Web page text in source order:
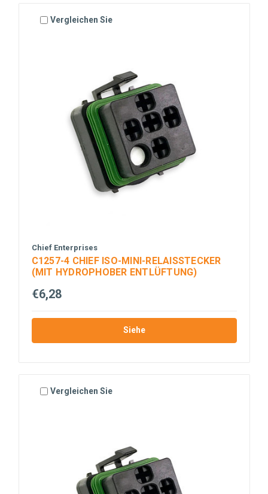
Vergleichen Sie
Chief Enterprises
C1257-4 CHIEF ISO-MINI-RELAISSTECKER
(MIT HYDROPHOBER ENTLÜFTUNG)
€6,28
Siehe
Vergleichen Sie